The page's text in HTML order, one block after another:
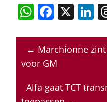
W
at
s
p
F
c
e
o
X Li
k
e
n
← Marchionne
voor GM
Alfa gaat TCT